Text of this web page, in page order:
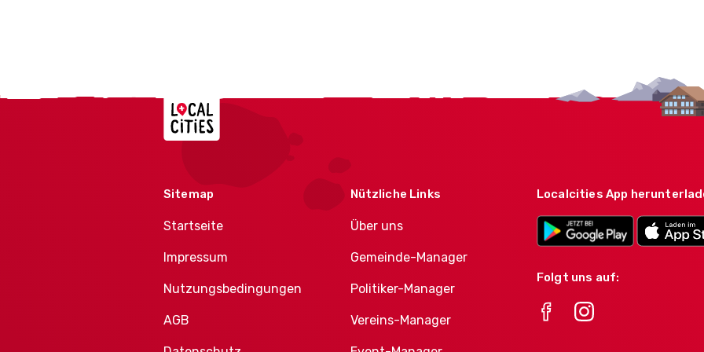
Localcities
Sitemap
Startseite
Impressum
Nutzungsbedingungen
AGB
Nützliche Links
Über uns
Gemeinde-Manager
Politiker-Manager
Vereins-Manager
Localcities App
Folgt uns auf: